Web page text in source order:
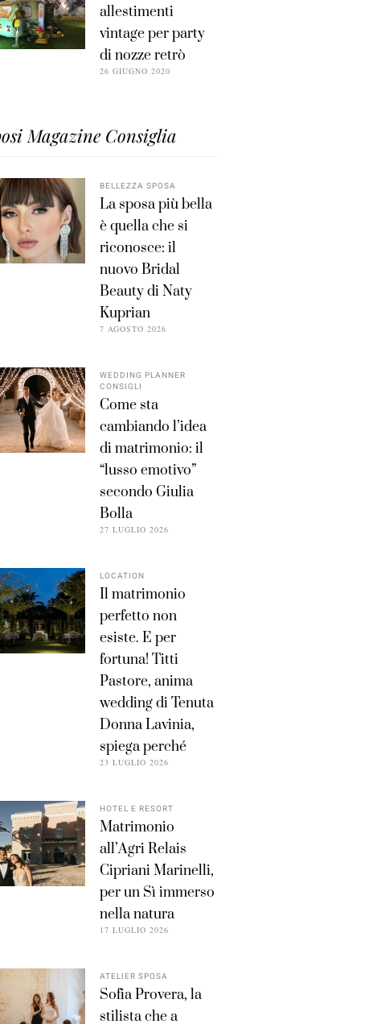
allestimenti
vintage per party
di nozze retrò
26 GIUGNO 2020
Magazine Consiglia
BELLEZZA SPOSA
La sposa più bella
è quella che si
riconosce: il
nuovo Bridal
Beauty di Naty
Kuprian
7 AGOSTO 2026
WEDDING PLANNER
CONSIGLI
Come sta
cambiando l’idea
di matrimonio: il
“lusso emotivo”
secondo Giulia
Bolla
27 LUGLIO 2026
LOCATION
Il matrimonio
perfetto non
esiste. E per
fortuna! Titti
Pastore, anima
wedding di Tenuta
Donna Lavinia,
spiega perché
23 LUGLIO 2026
HOTEL E RESORT
Matrimonio
all’Agri Relais
Cipriani Marinelli,
per un Sì immerso
nella natura
17 LUGLIO 2026
ATELIER SPOSA
Sofia Provera, la
stilista che a